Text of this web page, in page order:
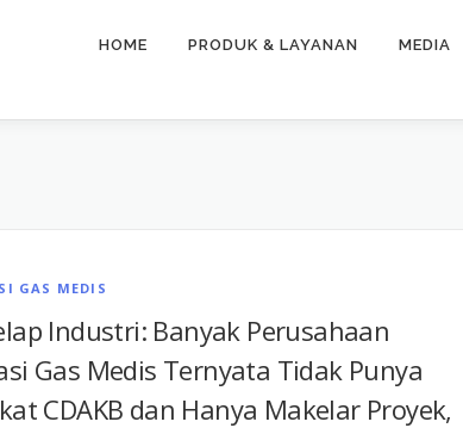
HOME PRODUK & LAYANAN MEDIA
GAS MEDIS
Industri: Banyak Perusahaan
Gas Medis Ternyata Tidak Punya
CDAKB dan Hanya Makelar Proyek,